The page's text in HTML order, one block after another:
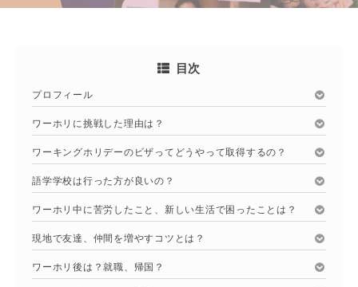
目次
プロフィール
ワーホリに挑戦した理由は？
ワーキングホリデーのビザってどうやって取得するの？
語学学校は行った方が良いの？
ワーホリ中に苦労したこと、新しい生活で困ったことは？
現地で友達、仲間を増やすコツとは？
ワーホリ後は？就職、帰国？